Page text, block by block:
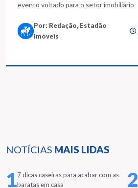
NOTÍCIAS MAIS LIDAS
17 dicas caseiras para acabar com as
baratas em casa
2
evento voltado para o setor imobiliário
Por: Redação, Estadão
Imóveis